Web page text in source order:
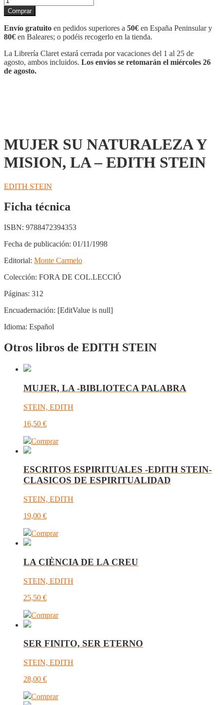
SU
NATURALEZA
Y
MISION,
-
EDITH
STEIN
Comprar
Envío gratuito en pedidos superiores a 50€ en España Peninsular y
80€ en Baleares; o podéis recogerlo en la tienda.
La Librería Claret estará cerrada por vacaciones del 1 al 25 de
agosto, ambos incluidos. Los envíos se retomarán el miércoles 26
de agosto.
MUJER SU NATURALEZA Y
MISION, LA – EDITH STEIN
EDITH STEIN
Ficha técnica
ISBN: 9788472394353
Fecha de publicación: 01/11/1998
Editorial: Monte Carmelo
Colección: FORA DE COL.LECCIÓ
Páginas: 312
Encuadernación: [EditValue is null]
Idioma: Español
Otros libros de EDITH STEIN
MUJER, LA -BIBLIOTECA PALABRA
STEIN, EDITH
16,50 €
Comprar
ESCRITOS ESPIRITUALES -EDITH STEIN-
CLASICOS DE ESPIRITUALIDAD
STEIN, EDITH
19,00 €
Comprar
LA CIÈNCIA DE LA CREU
STEIN, EDITH
25,50 €
Comprar
SER FINITO, SER ETERNO
STEIN, EDITH
28,00 €
Comprar